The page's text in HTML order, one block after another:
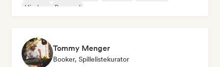
Hip-hop
Pop-soul
Tommy Menger
Booker, Spillelistekurator